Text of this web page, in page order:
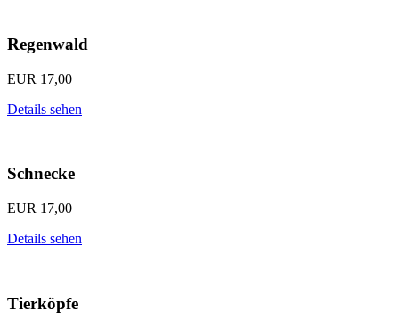
Regenwald
EUR 17,00
Details sehen
Schnecke
EUR 17,00
Details sehen
Tierköpfe